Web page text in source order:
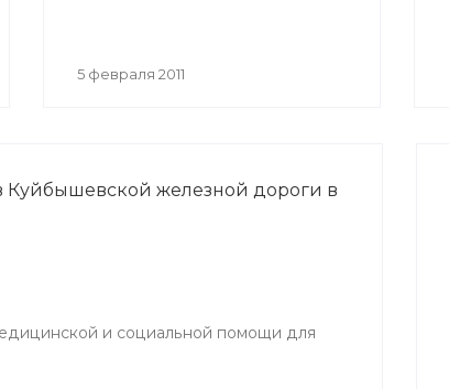
5 февраля 2011
Куйбышевской железной дороги в
и социальной помощи для